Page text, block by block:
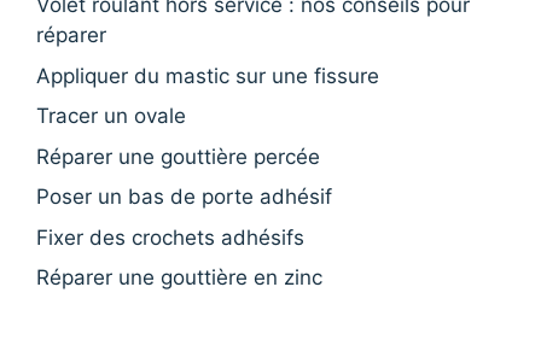
Volet roulant hors service : nos conseils pour
réparer
Appliquer du mastic sur une fissure
Tracer un ovale
Réparer une gouttière percée
Poser un bas de porte adhésif
Fixer des crochets adhésifs
Réparer une gouttière en zinc